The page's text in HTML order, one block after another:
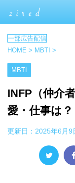
HOME > MBTI >
MBTI
INFP（仲介
愛・仕事は？
更新日： 2025年6月9